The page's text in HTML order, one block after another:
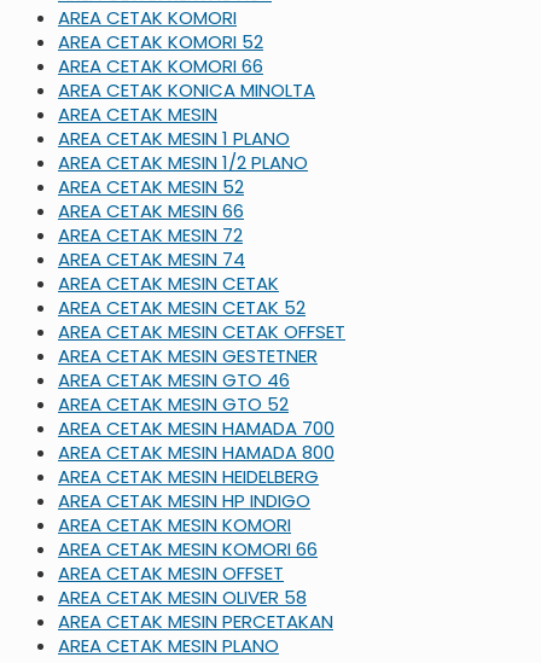
AREA CETAK KOMORI
AREA CETAK KOMORI 52
AREA CETAK KOMORI 66
AREA CETAK KONICA MINOLTA
AREA CETAK MESIN
AREA CETAK MESIN 1 PLANO
AREA CETAK MESIN 1/2 PLANO
AREA CETAK MESIN 52
AREA CETAK MESIN 66
AREA CETAK MESIN 72
AREA CETAK MESIN 74
AREA CETAK MESIN CETAK
AREA CETAK MESIN CETAK 52
AREA CETAK MESIN CETAK OFFSET
AREA CETAK MESIN GESTETNER
AREA CETAK MESIN GTO 46
AREA CETAK MESIN GTO 52
AREA CETAK MESIN HAMADA 700
AREA CETAK MESIN HAMADA 800
AREA CETAK MESIN HEIDELBERG
AREA CETAK MESIN HP INDIGO
AREA CETAK MESIN KOMORI
AREA CETAK MESIN KOMORI 66
AREA CETAK MESIN OFFSET
AREA CETAK MESIN OLIVER 58
AREA CETAK MESIN PERCETAKAN
AREA CETAK MESIN PLANO